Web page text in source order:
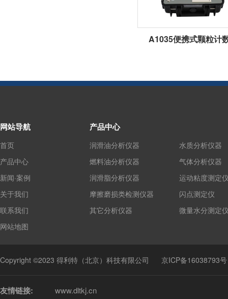
A1035便携式颗粒计
网站导航
首页
产品中心
新闻·案例
关于我们
联系我们
网站地图
产品中心
润滑油分析仪器
燃料油分析仪器
润滑脂分析仪器
摩擦磨损类检测仪器
其它分析仪器
水质分析仪器
气体分析仪器
运动粘度测定
闪点测定仪
微量水分测定
Copyright ©2023 得利特（北京）科技有限公司 京ICP备16038793号
友情链接: www.dltkj.cn